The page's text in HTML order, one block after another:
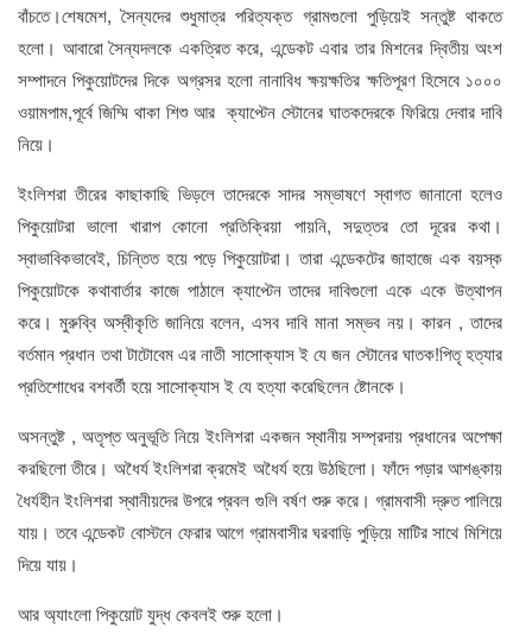
বাঁচতে।শেষমেশ, সৈন্যদের শুধুমাত্র পরিত্যক্ত গ্রামগুলো পুড়িয়েই সন্তুষ্ট থাকতে
হলো। আবারো সৈন্যদলকে একত্রিত করে, এন্ডেকট এবার তার মিশনের দ্বিতীয় অংশ
সম্পাদনে পিকুয়োটদের দিকে অগ্রসর হলো নানাবিধ ক্ষয়ক্ষতির ক্ষতিপূরণ হিসেবে ১০০০
ওয়ামপাম,পূর্বে জিম্মি থাকা শিশু আর ক্যাপ্টেন স্টোনের ঘাতকদেরকে ফিরিয়ে দেবার দাবি
নিয়ে।
ইংলিশরা তীরের কাছাকাছি ভিড়লে তাদেরকে সাদর সম্ভাষণে স্বাগত জানানো হলেও
পিকুয়োটরা ভালো খারাপ কোনো প্রতিক্রিয়া পায়নি, সদুত্তর তো দূরের কথা।
স্বাভাবিকভাবেই, চিন্তিত হয়ে পড়ে পিকুয়োটরা। তারা এন্ডেকটের জাহাজে এক বয়স্ক
পিকুয়োটকে কথাবার্তার কাজে পাঠালে ক্যাপ্টেন তাদের দাবিগুলো একে একে উত্থাপন
করে। মুরুব্বি অস্বীকৃতি জানিয়ে বলেন, এসব দাবি মানা সম্ভব নয়। কারন , তাদের
বর্তমান প্রধান তথা টাটোবেম এর নাতী সাসোক্যাস ই যে জন স্টোনের ঘাতক!পিতৃ হত্যার
প্রতিশোধের বশবর্তী হয়ে সাসোক্যাস ই যে হত্যা করেছিলেন ষ্টোনকে।
অসন্তুষ্ট , অতৃপ্ত অনুভূতি নিয়ে ইংলিশরা একজন স্থানীয় সম্প্রদায় প্রধানের অপেক্ষা
করছিলো তীরে। অধৈর্য ইংলিশরা ক্রমেই অধৈর্য হয়ে উঠছিলো। ফাঁদে পড়ার আশঙ্কায়
ধৈর্যহীন ইংলিশরা স্থানীয়দের উপরে প্রবল গুলি বর্ষণ শুরু করে। গ্রামবাসী দ্রুত পালিয়ে
যায়। তবে এন্ডেকট বোস্টনে ফেরার আগে গ্রামবাসীর ঘরবাড়ি পুড়িয়ে মাটির সাথে মিশিয়ে
দিয়ে যায়।
আর অ্যাংলো পিকুয়োট যুদ্ধ কেবলই শুরু হলো।